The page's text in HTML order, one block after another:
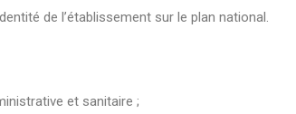
de l’établissement sur le plan national.
et sanitaire ;